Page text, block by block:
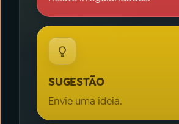
SUGESTÃO
Envie uma ideia.